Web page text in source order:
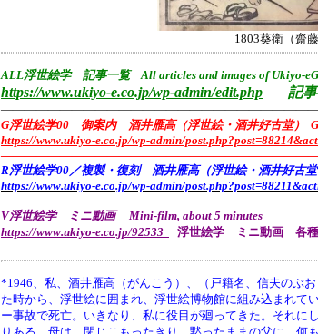
1803葵衛（齋
ALL浮世絵学 記事一覧 All articles and images of Ukiyo-
https://www.ukiyo-e.co.jp/wp-admin/edit.php 記事
G浮世絵学00 御案内 酒井雁高（浮世絵・酒井好古堂）
https://www.ukiyo-e.co.jp/wp-admin/
R浮世絵学00／複製・復刻 酒井雁高（浮世絵・酒井好古
https://www.ukiyo-e.co.jp/wp-admin/
V浮世絵学 ミニ動画 Mini-film, about 5 minutes
https://www.ukiyo-e.co.jp/92533
浮世絵学 ミニ動画 各
*1946、 私、酒井雁高（がんこう）、（戸籍名、信夫のぶ
た時から、浮世絵に囲まれ、浮世絵博物館に組み込まれて
ー事故で死亡。いきなり、私に役目が廻ってきた。それに